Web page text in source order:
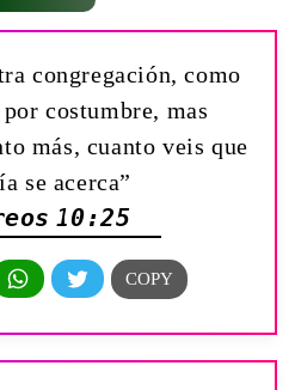
congregación, como
costumbre, mas
más, cuanto veis que
se acerca”
10:25